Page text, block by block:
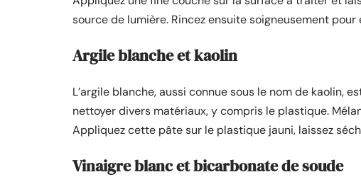
source de lumière. Rincez ensuite soigneusement
Argile blanche et kaolin
L’argile blanche, aussi connue sous le nom de kaolin,
nettoyer divers matériaux, y compris le plastique.
Appliquez cette pâte sur le plastique jauni, laissez
Vinaigre blanc et bicarbonate de soude